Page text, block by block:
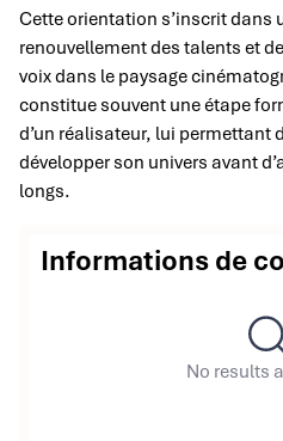
Cette orientation s’inscrit dans
renouvellement des talents et
voix dans le paysage
constitue souvent une étape
d’un réalisateur, lui permettant
développer son univers avant
longs.
Informations de
No results